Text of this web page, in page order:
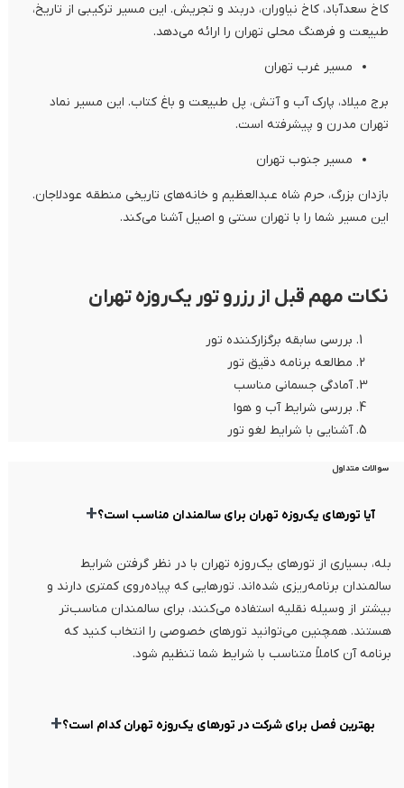
کاخ سعدآباد، کاخ نیاوران، دربند و تجریش. این مسیر ترکیبی از تاریخ،
طبیعت و فرهنگ محلی تهران را ارائه می‌دهد.
مسیر غرب تهران
برج میلاد، پارک آب و آتش، پل طبیعت و باغ کتاب. این مسیر نماد
تهران مدرن و پیشرفته است.
مسیر جنوب تهران
بازدان بزرگ، حرم شاه عبدالعظیم و خانه‌های تاریخی منطقه عودلاجان.
این مسیر شما را با تهران سنتی و اصیل آشنا می‌کند.
نکات مهم قبل از رزرو تور یک‌روزه تهران
بررسی سابقه برگزارکننده تور
مطالعه برنامه دقیق تور
آمادگی جسمانی مناسب
بررسی شرایط آب و هوا
آشنایی با شرایط لغو تور
سوالات متداول
آیا تورهای یک‌روزه تهران برای سالمندان مناسب است؟+
بله، بسیاری از تورهای یک‌روزه تهران با در نظر گرفتن شرایط
سالمندان برنامه‌ریزی شده‌اند. تورهایی که پیاده‌روی کمتری دارند و
بیشتر از وسیله نقلیه استفاده می‌کنند، برای سالمندان مناسب‌تر
هستند. همچنین می‌توانید تورهای خصوصی را انتخاب کنید که
برنامه آن کاملاً متناسب با شرایط شما تنظیم شود.
بهترین فصل برای شرکت در تورهای یک‌روزه تهران کدام است؟+